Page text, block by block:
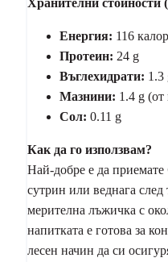
Хранителни стойности
Енергия: 116
Протеин: 24 g
Въглехидрати: 1.3
Мазнини: 1.4 g (от
Сол: 0.11 g
Как да го използвам?
Най-добре е да приемате
сутрин или веднага
мерителна лъжичка с
напитката е готова за
лесен начин да си